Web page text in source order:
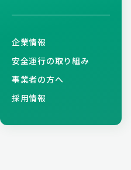
企業情報
安全運行の取り組み
事業者の方へ
採用情報